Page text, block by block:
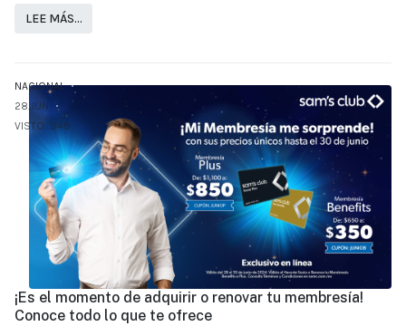
LEE MÁS…
NACIONAL
28.JUN
VISTO: 949
¡Es el momento de adquirir o renovar tu membresía!
Conoce todo lo que te ofrece